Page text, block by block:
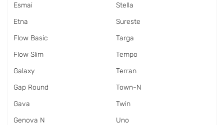
Esmai
Etna
Flow Basic
Flow Slim
Galaxy
Gap Round
Gava
Genova N
Stella
Sureste
Targa
Tempo
Terran
Town-N
Twin
Uno